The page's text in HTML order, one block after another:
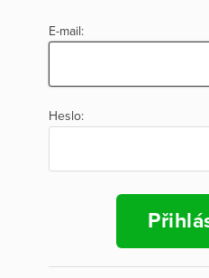
E-mail:
Heslo: